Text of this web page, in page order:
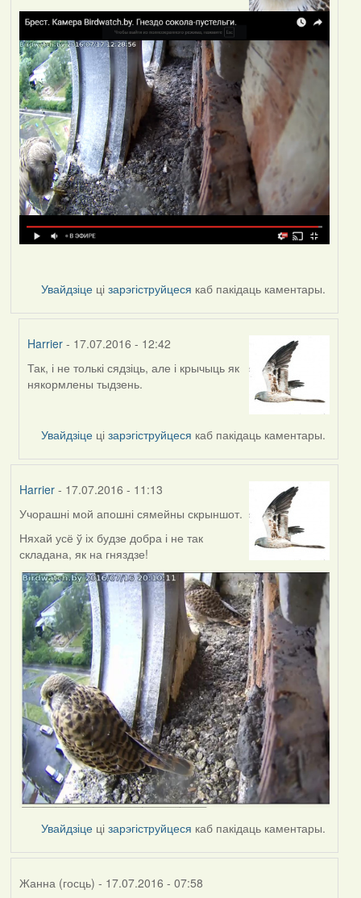
Увайдзіце цізарэгіструйцеся каб пакідаць каментары.
Harrier - 17.07.2016 - 12:42
In
reply
VoV
Так, і не толькі сядзіць, але і крычыць як
някормлены тыдзень.
Увайдзіце цізарэгіструйцеся каб пакідаць каментары.
Harrier- 17.07.2016 - 11:13
Учорашні мой апошні сямейны скрыншот.
Няхай усё ў іх будзе добра і не так
складана, як на гняздзе!
Увайдзіце цізарэгіструйцеся каб пакідаць каментары.
Жанна (госць) - 17.07.2016 - 07:58